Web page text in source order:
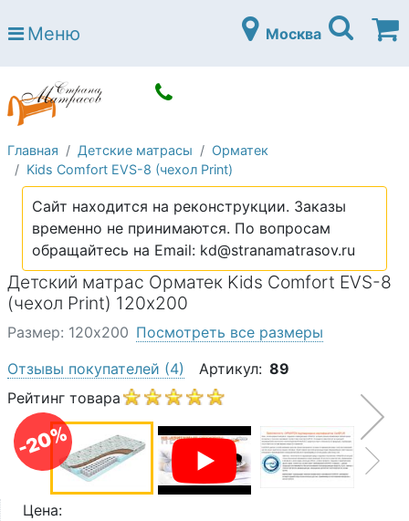
Страна матрасов
Open submenu (Матрасы)
Open submenu (Кровати)
Кровати
Open submenu (Аксессуары)
Open submenu (Диваны)
Диваны
Open submenu (Постельное белье)
Постельное белье
Open submenu (Мебель)
Мебель
Open submenu (Основания)
Основания
Open submenu (Детские матрасы)
Детские матрасы
Open submenu (Детские кровати)
Детские кровати
Open submenu (Шкафы)
Шкафы
О компании
Контакты
Доставка по городу
Меню Москва
Главная Детские матрасы
Орматек
Kids Comfort EVS-8 (чехол Print)
Сайт находится на реконструкции. Заказы
временно не принимаются. По вопросам
обращайтесь на Email: kd@stranamatrasov.ru
Детский матрас Орматек Kids Comfort EVS-8
(чехол Print) 120х200
-20%
Размер: 120х200 Посмотреть все размеры
Отзывы покупателей (4) Артикул: 89
Рейтинг товара
Цена: